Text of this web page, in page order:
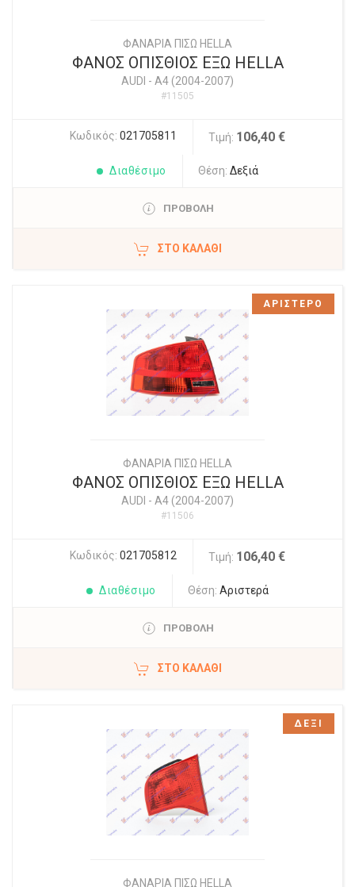
ΦΑΝΑΡΙΑ ΠΙΣΩ HELLA
ΦΑΝΟΣ ΟΠΙΣΘΙΟΣ ΕΞΩ HELLA
AUDI - A4 (2004-2007)
#11505
Κωδικός: 021705811 Τιμή: 106,40 €
Διαθέσιμο Θέση: Δεξιά
ΠΡΟΒΟΛΗ
ΣΤΟ ΚΑΛΆΘΙ
ΦΑΝΑΡΙΑ ΠΙΣΩ HELLA
ΦΑΝΟΣ ΟΠΙΣΘΙΟΣ ΕΞΩ HELLA
AUDI - A4 (2004-2007)
#11506
Κωδικός: 021705812 Τιμή: 106,40 €
Διαθέσιμο Θέση: Αριστερά
ΠΡΟΒΟΛΗ
ΣΤΟ ΚΑΛΆΘΙ
ΑΡΙΣΤΕΡΟ
ΦΑΝΑΡΙΑ ΠΙΣΩ HELLA
ΔΕΞΙ